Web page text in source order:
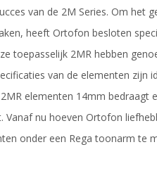
van de 2M Series. Om het
heeft Ortofon besloten
toepasselijk 2MR hebben
van de elementen zijn
elementen 14mm
Vanaf nu hoeven Ortofon
onder een Rega toonarm te